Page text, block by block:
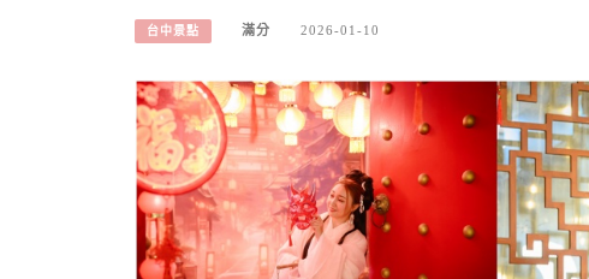
台中景點 滿分 2026-01-10